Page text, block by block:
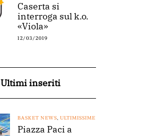
Caserta si
interroga sul k.o.
«Viola»
12/03/2019
Ultimi inseriti
BASKET NEWS, ULTIMISSIME
Piazza Paci a